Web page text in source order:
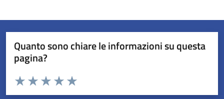
Quanto sono chiare le informazioni su questa
pagina?
Valuta da 1 a 5 stelle la pagina
Valuta 5 stelle su 5
Valuta 4 stelle su 5
Valuta 3 stelle su 5
Valuta 2 stelle su 5
Valuta 1 stelle su 5